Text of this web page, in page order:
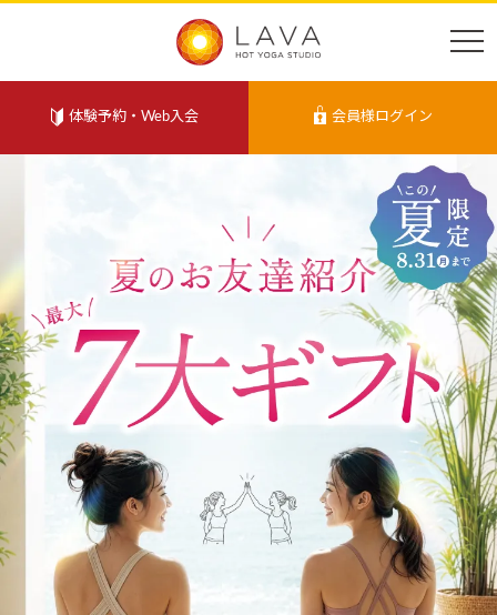
体験予約・Web入会 会員様ログイン